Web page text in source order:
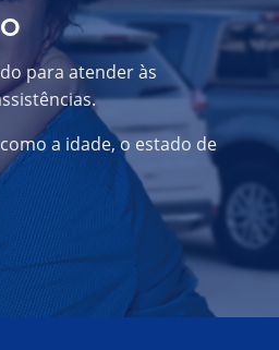
para atender às
a idade, o estado de